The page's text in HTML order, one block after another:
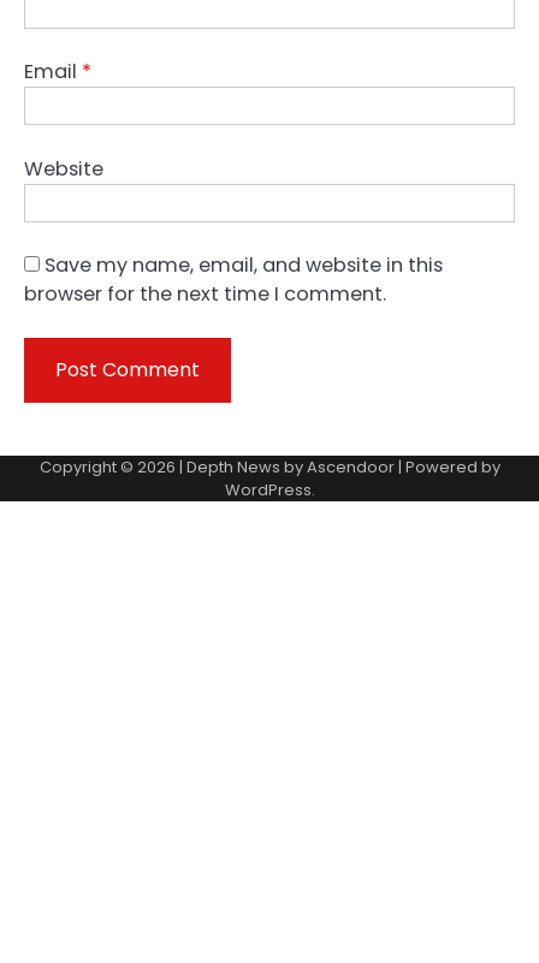
Email *
Website
Save my name, email, and website in this
browser for the next time I comment.
Copyright © 2026 | Depth News byAscendoor| Powered by
WordPress.